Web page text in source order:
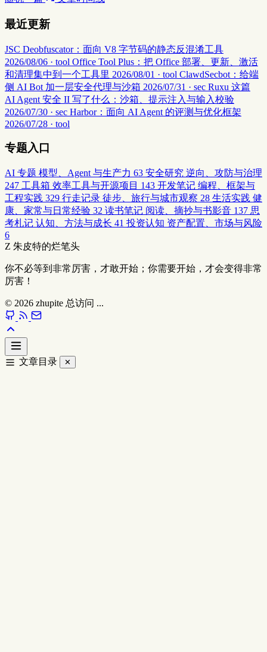
最近更新
JSC Deobfuscator：面向 V8 字节码的静态反混淆工具
2026/08/06 · tool Office Tool Plus：把 Office 部署、更新、激活
和清理集中到一个工具里 2026/08/01 · tool ClawdSecbot：给端
侧 AI Bot 加一层安全代理与沙箱 2026/07/31 · sec Ruxu 这篇
AI Agent 安全 II 写了什么：沙箱、提示注入与输入校验
2026/07/30 · sec Harbor：面向 AI Agent 的评测与优化框架
2026/07/28 · tool
专题入口
AI 专题 模型、Agent 与生产力 63 安全研究 逆向、攻防与治理
247 工具箱 效率工具与开源项目 143 开发笔记 编程、框架与
工程实践 329 行走记录 徒步、旅行与城市观察 28 生活实践 健
康、家常与日常经验 32 读书笔记 阅读、摘抄与书影音 137 思
考札记 认知、方法与成长 41 投资认知 资产配置、市场与风险
6
Z 朱皮特的烂笔头
你不必等到非常厉害，才敢开始；你需要开始，才会变得非常
厉害！
© 2026 zhupite 总访问 ...
文章目录 ✕